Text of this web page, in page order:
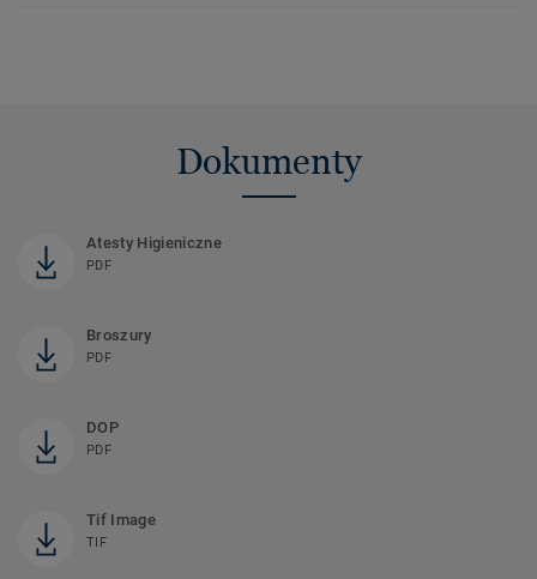
Dokumenty
Atesty Higieniczne
PDF
Broszury
PDF
DOP
PDF
Tif Image
TIF